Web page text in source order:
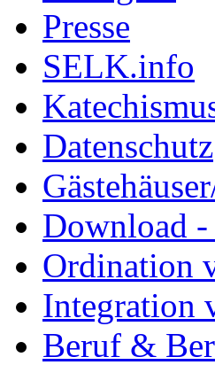
Presse
SELK.info
Datenschutz
Download
Ordination
Integration
Beruf &